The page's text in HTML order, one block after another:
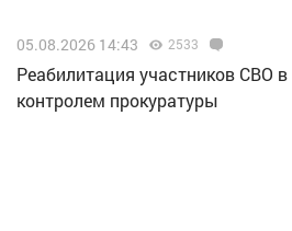
05.08.2026 14:43 2533
Реабилитация участников СВО
контролем прокуратуры